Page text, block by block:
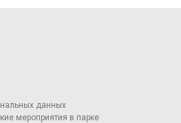
данных
мероприятия в парке